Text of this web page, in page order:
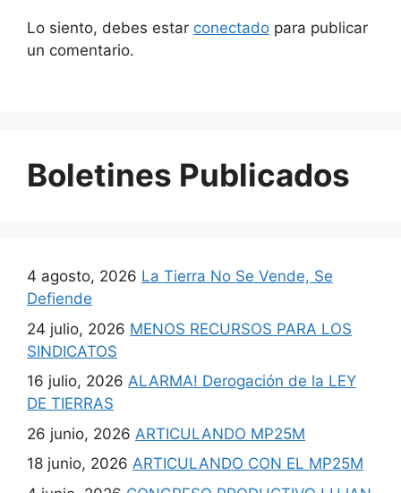
Lo siento, debes estar conectado para publicar
un comentario.
Boletines Publicados
4 agosto, 2026 La Tierra No Se Vende, Se
Defiende
24 julio, 2026 MENOS RECURSOS PARA LOS
SINDICATOS
16 julio, 2026 ALARMA! Derogación de la LEY
DE TIERRAS
26 junio, 2026 ARTICULANDO MP25M
18 junio, 2026 ARTICULANDO CON EL MP25M